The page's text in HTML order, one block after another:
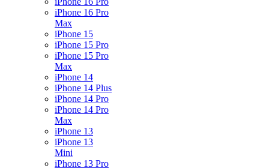
iPhone 16 Pro
Max
iPhone 15
iPhone 15 Pro
iPhone 15 Pro
Max
iPhone 14
iPhone 14 Plus
iPhone 14 Pro
iPhone 14 Pro
Max
iPhone 13
iPhone 13
Mini
iPhone 13 Pro